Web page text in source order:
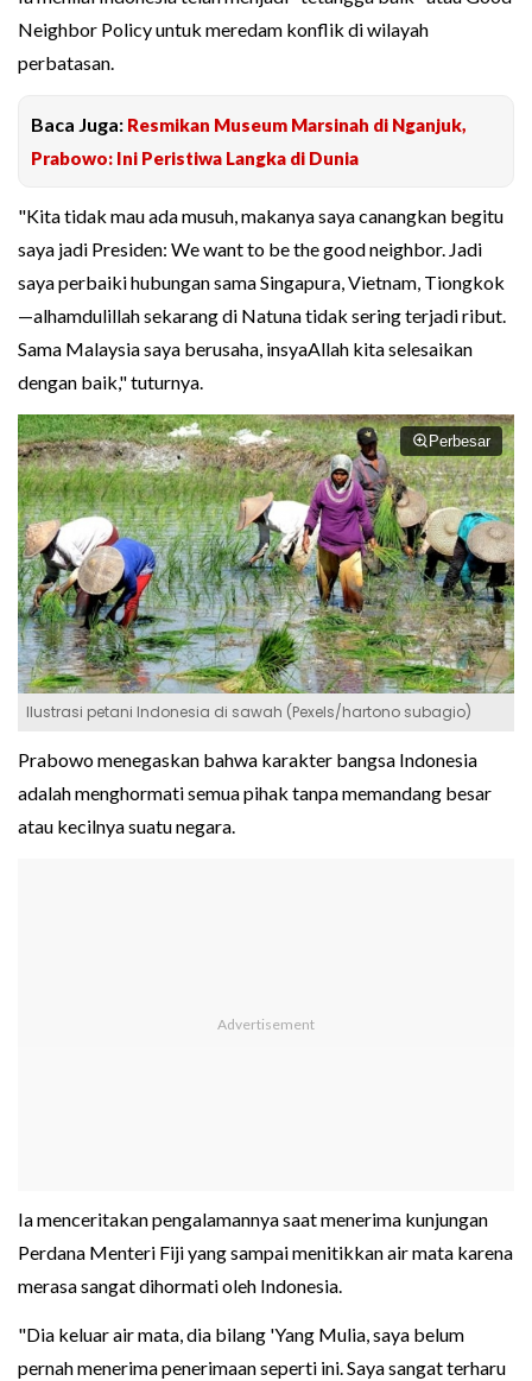
Neighbor Policy untuk meredam konflik di wilayah
perbatasan.
Baca Juga: Resmikan Museum Marsinah di Nganjuk,
Prabowo: Ini Peristiwa Langka di Dunia
"Kita tidak mau ada musuh, makanya saya canangkan begitu
saya jadi Presiden: We want to be the good neighbor. Jadi
saya perbaiki hubungan sama Singapura, Vietnam, Tiongkok
—alhamdulillah sekarang di Natuna tidak sering terjadi ribut.
Sama Malaysia saya berusaha, insyaAllah kita selesaikan
dengan baik," tuturnya.
Perbesar
Ilustrasi petani Indonesia di sawah (Pexels/hartono subagio)
Prabowo menegaskan bahwa karakter bangsa Indonesia
adalah menghormati semua pihak tanpa memandang besar
atau kecilnya suatu negara.
Ia menceritakan pengalamannya saat menerima kunjungan
Perdana Menteri Fiji yang sampai menitikkan air mata karena
merasa sangat dihormati oleh Indonesia.
"Dia keluar air mata, dia bilang 'Yang Mulia, saya belum
pernah menerima penerimaan seperti ini. Saya sangat terharu